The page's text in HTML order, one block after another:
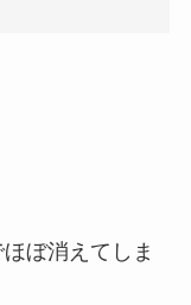
ぼ消えてしま